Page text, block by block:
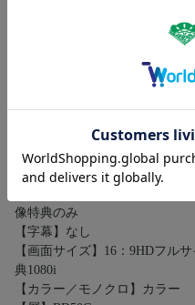
【POSコード】4988105104976
【尺数】本編約145分＋特典映
【放送スケジュール】2017年
【ネット数】TOKYO MX他
【ジャンル】ファンタジー
【音声】
①日本語（オリジナル）リニ
像特典のみ
【字幕】なし
【画面サイズ】16：9HDフル
典1080i
【カラー／モノクロ】カラー